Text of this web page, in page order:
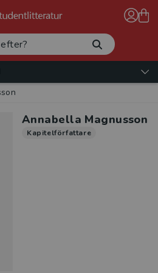
Annabella Magnusson
Kapitelförfattare